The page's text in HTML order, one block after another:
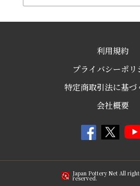
利用規約
プライバシーポリ
特定商取引法に基づ
会社概要
Japan Pottery Net All
reserved.